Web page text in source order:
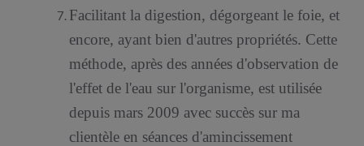
Facilitant la digestion, dégorgeant le foie, et
encore, ayant bien d'autres propriétés. Cette
méthode, après des années d'observation de
l'effet de l'eau sur l'organisme, est utilisée
depuis mars 2009 avec succès sur ma
clientèle en séances d'amincissement